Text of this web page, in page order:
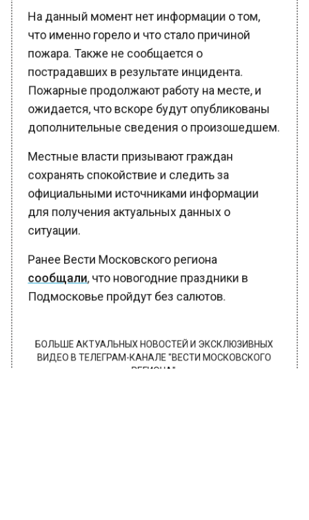
На данный момент нет информации о том,
что именно горело и что стало причиной
пожара. Также не сообщается о
пострадавших в результате инцидента.
Пожарные продолжают работу на месте, и
ожидается, что вскоре будут опубликованы
дополнительные сведения о произошедшем.
Местные власти призывают граждан
сохранять спокойствие и следить за
официальными источниками информации
для получения актуальных данных о
ситуации.
Ранее Вести Московского региона
сообщали, что новогодние праздники в
Подмосковье пройдут без салютов.
БОЛЬШЕ АКТУАЛЬНЫХ НОВОСТЕЙ И ЭКСКЛЮЗИВНЫХ
ВИДЕО В ТЕЛЕГРАМ-КАНАЛЕ "ВЕСТИ МОСКОВСКОГО